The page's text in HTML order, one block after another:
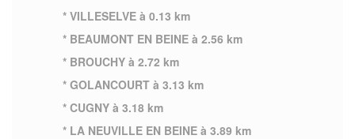
* VILLESELVE à 0.13 km
* BEAUMONT EN BEINE à 2.56 km
* BROUCHY à 2.72 km
* GOLANCOURT à 3.13 km
* CUGNY à 3.18 km
* LA NEUVILLE EN BEINE à 3.89 km